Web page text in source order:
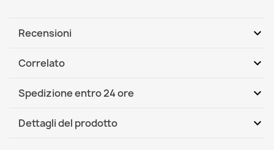
Recensioni expand_more
Correlato expand_more
Spedizione entro 24 ore expand_more
DHL / GLS International
Dettagli del prodotto expand_more